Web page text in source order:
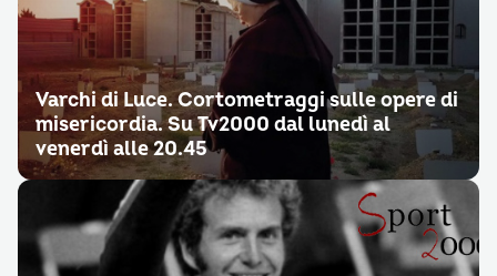
Varchi di Luce. Cortometraggi sulle opere di
misericordia. Su Tv2000 dal lunedì al
venerdì alle 20.45